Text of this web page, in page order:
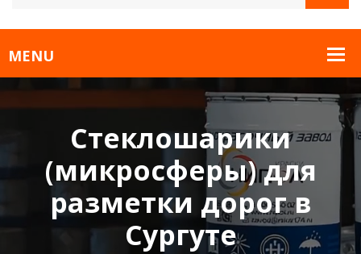
Стеклошарики
(микросферы) для
разметки дорог в
Сургуте